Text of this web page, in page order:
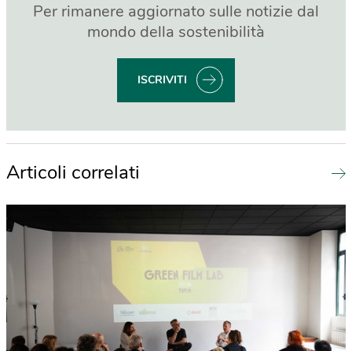
Per rimanere aggiornato sulle notizie dal
mondo della sostenibilità
ISCRIVITI
Articoli correlati